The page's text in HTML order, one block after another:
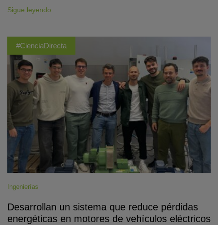
Sigue leyendo
#CienciaDirecta
Ingenierías
Desarrollan un sistema que reduce pérdidas
energéticas en motores de vehículos eléctricos